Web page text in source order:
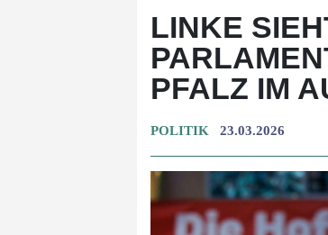
LINKE
PFALZ IM
POLITIK 23.03.2026